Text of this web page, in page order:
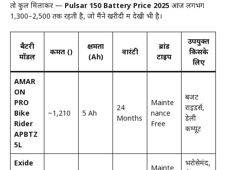
तो कुल मिलाकर — Pulsar 150 Battery Price 2025 आज लगभग
₹1,300–₹2,500 तक रहती है, जो मैंने खरीदी में देखी भी है।
बैटरी
मॉडल
कीमत (₹)
क्षमता
(Ah)
वारंटी
ब्रांड
टाइप
उपयुक्त
किसके
लिए
AMAR
ON
PRO
Bike
Rider
APBTZ
5L
~₹1,210 5 Ah
24
Months
Mainte
nance
Free
बजट
राइडर्स,
डेली
कम्यूट
Exide
Mainte
भरोसेमंद,